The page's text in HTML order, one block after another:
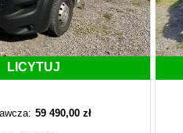
LICYTUJ
59 490,00 zł